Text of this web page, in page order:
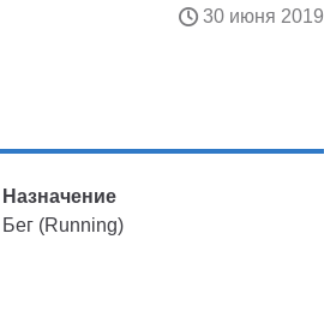
30 июня 2019
Назначение
Бег (Running)